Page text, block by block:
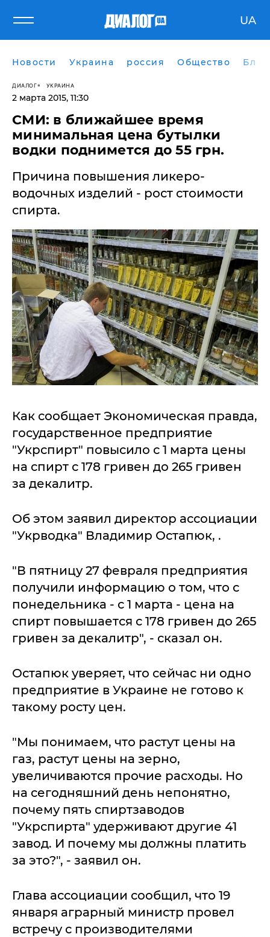
UA
Новости Украина россия Общество
ДИАЛОГ УКРАИНА
2 марта 2015, 11:30
СМИ: в ближайшее время
минимальная цена бутылки
водки поднимется до 55 грн.
Причина повышения ликеро-
водочных изделий - рост стоимости
спирта.
Как сообщает Экономическая правда,
государственное предприятие
"Укрспирт" повысило с 1 марта цены
на спирт с 178 гривен до 265 гривен
за декалитр.
Об этом заявил директор ассоциации
"Укрводка" Владимир Остапюк, .
"В пятницу 27 февраля предприятия
получили информацию о том, что с
понедельника - с 1 марта - цена на
спирт повышается с 178 гривен до 265
гривен за декалитр", - сказал он.
Остапюк уверяет, что сейчас ни одно
предприятие в Украине не готово к
такому росту цен.
"Мы понимаем, что растут цены на
газ, растут цены на зерно,
увеличиваются прочие расходы. Но
на сегодняшний день непонятно,
почему пять спиртзаводов
"Укрспирта" удерживают другие 41
завод. И почему мы должны платить
за это?", - заявил он.
Глава ассоциации сообщил, что 19
января аграрный министр провел
встречу с производителями